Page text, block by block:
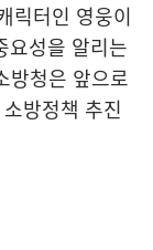
릭터인 영웅이
요성을 알리는
방청은 앞으로
방정책 추진